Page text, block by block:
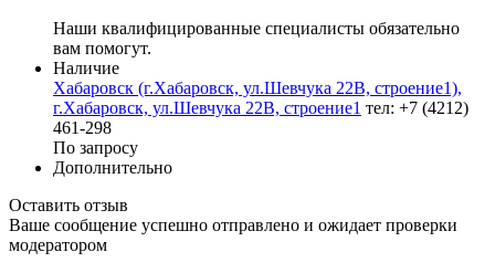
Наши квалифицированные специалисты обязательно
вам помогут.
Наличие
Хабаровск (г.Хабаровск, ул.Шевчука 22В, строение1),
г.Хабаровск, ул.Шевчука 22В, строение1 тел: +7 (4212)
461-298
По запросу
Дополнительно
Оставить отзыв
Ваше сообщение успешно отправлено и ожидает проверки
модератором